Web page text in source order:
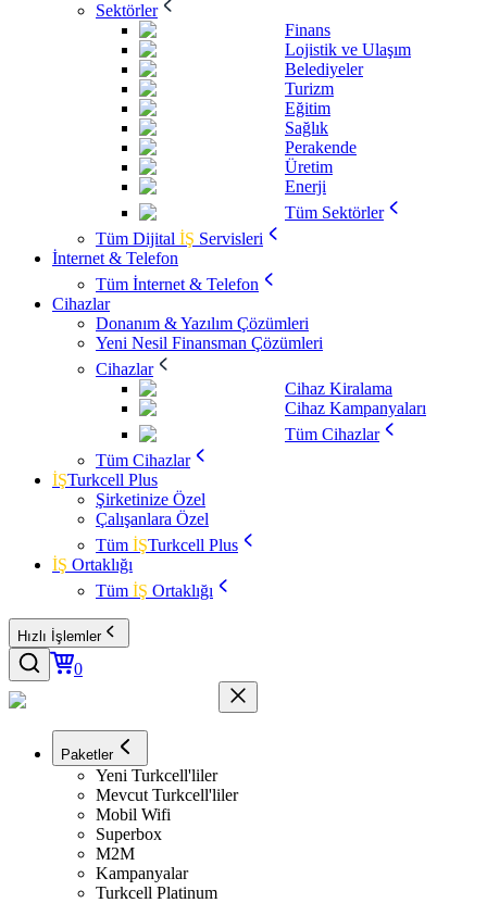
Sektörler
Finans
Lojistik ve Ulaşım
Belediyeler
Turizm
Eğitim
Sağlık
Perakende
Üretim
Enerji
Tüm Sektörler
Tüm Dijital İŞ Servisleri
İnternet & Telefon
Tüm İnternet & Telefon
Cihazlar
Donanım & Yazılım Çözümleri
Yeni Nesil Finansman Çözümleri
Cihazlar
Cihaz Kiralama
Cihaz Kampanyaları
Tüm Cihazlar
Tüm Cihazlar
İŞTurkcell Plus
Şirketinize Özel
Çalışanlara Özel
Tüm İŞTurkcell Plus
İŞ Ortaklığı
Tüm İŞ Ortaklığı
Hızlı İşlemler
0
Paketler
Yeni Turkcell'liler
Mevcut Turkcell'liler
Mobil Wifi
Superbox
M2M
Kampanyalar
Turkcell Platinum